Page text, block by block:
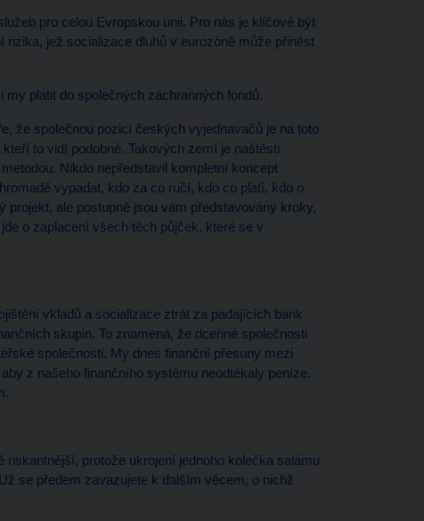
pro celou Evropskou unii. Pro nás je klíčové být
rizika, jež socializace dluhů v eurozóně může přinést
my platit do společných záchranných fondů.
že společnou pozicí českých vyjednavačů je na toto
to vidí podobně. Takových zemí je naštěstí
Nikdo nepředstavil kompletní koncept
vypadat, kdo za co ručí, kdo co platí, kdo o
projekt, ale postupně jsou vám představovány kroky,
o zaplacení všech těch půjček, které se v
vkladů a socializace ztrát za padajících bank
skupin. To znamená, že dceřiné společnosti
společnosti. My dnes finanční přesuny mezi
z našeho finančního systému neodtékaly peníze.
riskantnější, protože ukrojení jednoho kolečka salámu
se předem zavazujete k dalším věcem, o nichž